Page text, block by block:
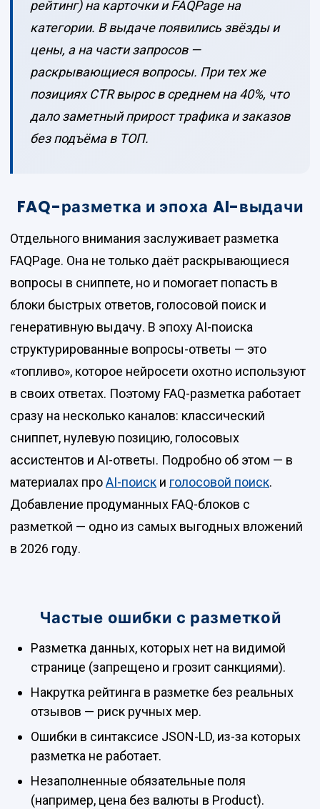
рейтинг) на карточки и FAQPage на
категории. В выдаче появились звёзды и
цены, а на части запросов —
раскрывающиеся вопросы. При тех же
позициях CTR вырос в среднем на 40%, что
дало заметный прирост трафика и заказов
без подъёма в ТОП.
FAQ-разметка и эпоха AI-выдачи
Отдельного внимания заслуживает разметка
FAQPage. Она не только даёт раскрывающиеся
вопросы в сниппете, но и помогает попасть в
блоки быстрых ответов, голосовой поиск и
генеративную выдачу. В эпоху AI-поиска
структурированные вопросы-ответы — это
«топливо», которое нейросети охотно используют
в своих ответах. Поэтому FAQ-разметка работает
сразу на несколько каналов: классический
сниппет, нулевую позицию, голосовых
ассистентов и AI-ответы. Подробно об этом — в
материалах проAI-поиск и голосовой поиск.
Добавление продуманных FAQ-блоков с
разметкой — одно из самых выгодных вложений
в 2026 году.
Частые ошибки с разметкой
Разметка данных, которых нет на видимой
странице (запрещено и грозит санкциями).
Накрутка рейтинга в разметке без реальных
отзывов — риск ручных мер.
Ошибки в синтаксисе JSON-LD, из-за которых
разметка не работает.
Незаполненные обязательные поля
(например, цена без валюты в Product).